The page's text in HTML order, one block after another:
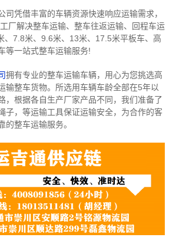
司凭借丰富的车辆资源快速响应运输需求，
厂解决整车运输、整车往返运输、回程车运
、7.8米、9.6米、13米、17.5米平板车、高
等一站式整车运输服务!
拥有专业的整车运输车辆，用心为您挑选高
输整车货物。所选用车辆车龄全部在5年以
，根据各自生产厂家产品不同，我们准备了
子，等运输工具保证运输安全，为合作的客
的整车运输服务。